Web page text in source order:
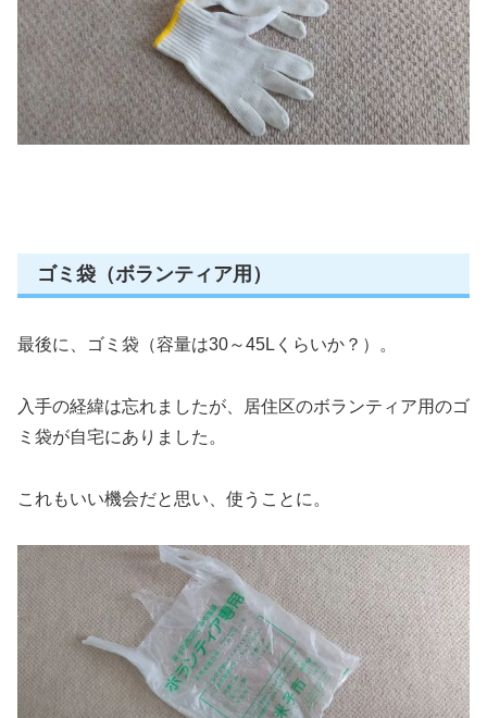
ゴミ袋（ボランティア用）
最後に、ゴミ袋（容量は30～45Lくらいか？）。
入手の経緯は忘れましたが、居住区のボランティア用のゴ
ミ袋が自宅にありました。
これもいい機会だと思い、使うことに。